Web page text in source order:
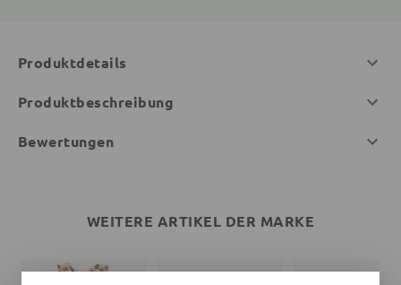
Produktdetails
Produktbeschreibung
Bewertungen
WEITERE ARTIKEL DER MARKE